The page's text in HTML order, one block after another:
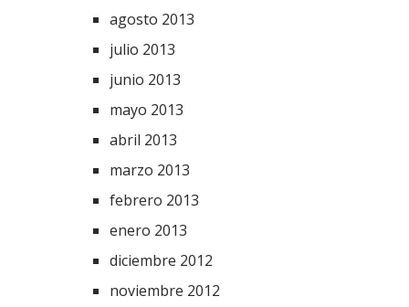
agosto 2013
julio 2013
junio 2013
mayo 2013
abril 2013
marzo 2013
febrero 2013
enero 2013
diciembre 2012
noviembre 2012